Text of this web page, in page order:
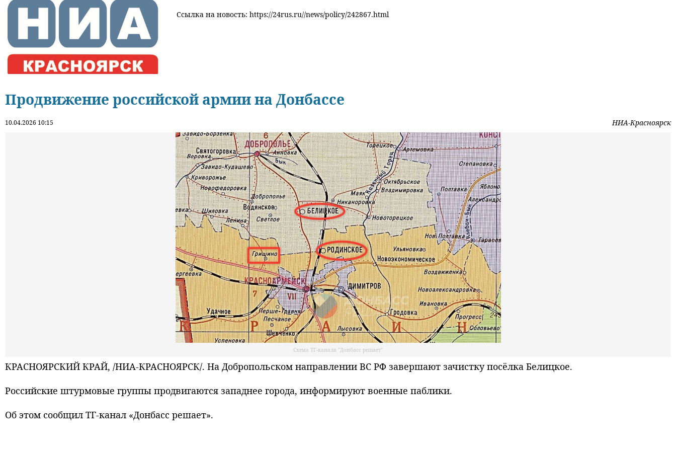
Ссылка на новость: https://24rus.ru//news/policy/242867.html
Продвижение российской армии на Донбассе
10.04.2026 10:15 НИА-Красноярск
Схема ТГ-канала "Донбасс решает"
КРАСНОЯРСКИЙ КРАЙ, /НИА-КРАСНОЯРСК/. На Добропольском направлении ВС РФ завершают зачистку посёлка Белицкое.
Российские штурмовые группы продвигаются западнее города, информируют военные паблики.
Об этом сообщил ТГ-канал «Донбасс решает».